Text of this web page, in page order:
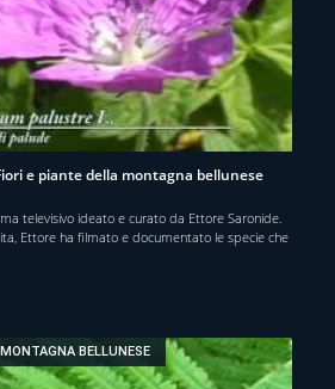
e piante della montagna bellunese
televisivo ideato e curato da Ettore Saronide.
Ettore ha filmato e documentato le specie che
BELLUNESE